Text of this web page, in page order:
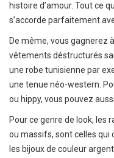
histoire d’amour. Tout ce
s’accorde parfaitement
De même, vous gagnerez
vêtements déstructurés
une robe tunisienne par
une tenue néo-western.
ou hippy, vous pouvez
Pour ce genre de look, les
ou massifs, sont celles qui
les bijoux de couleur